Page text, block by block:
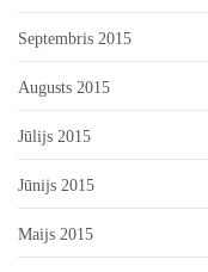
Septembris 2015
Augusts 2015
Jūlijs 2015
Jūnijs 2015
Maijs 2015